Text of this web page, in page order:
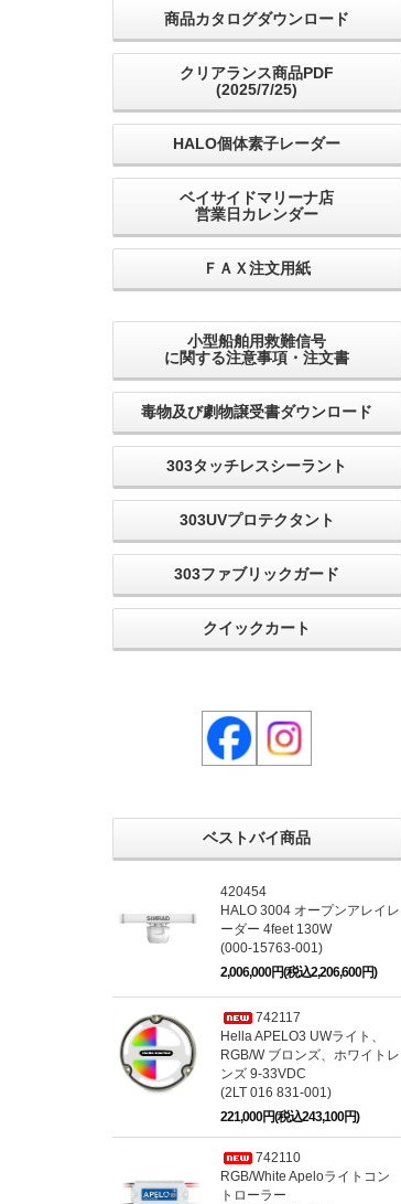
商品カタログダウンロード
クリアランス商品PDF
(2025/7/25)
HALO個体素子レーダー
ベイサイドマリーナ店
営業日カレンダー
ＦＡＸ注文用紙
小型船舶用救難信号
に関する注意事項・注文書
毒物及び劇物譲受書ダウンロード
303タッチレスシーラント
303UVプロテクタント
303ファブリックガード
クイックカート
ベストバイ商品
420454
HALO 3004 オープンアレイレ
ーダー 4feet 130W
(000-15763-001)
2,006,000円(税込2,206,600円)
742117
Hella APELO3 UWライト、
RGB/W ブロンズ、ホワイトレ
ンズ 9-33VDC
(2LT 016 831-001)
221,000円(税込243,100円)
742110
RGB/White Apeloライトコン
トローラー